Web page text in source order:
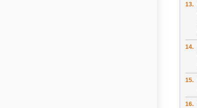
13.
14.
15.
16.